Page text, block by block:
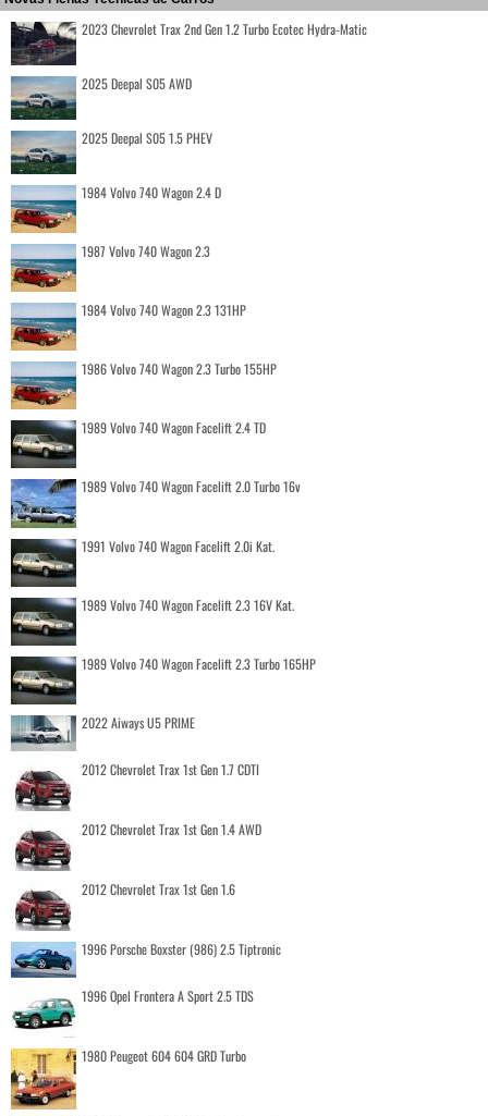
2023 Chevrolet Trax 2nd Gen 1.2 Turbo Ecotec Hydra-Matic
2025 Deepal S05 AWD
2025 Deepal S05 1.5 PHEV
1984 Volvo 740 Wagon 2.4 D
1987 Volvo 740 Wagon 2.3
1984 Volvo 740 Wagon 2.3 131HP
1986 Volvo 740 Wagon 2.3 Turbo 155HP
1989 Volvo 740 Wagon Facelift 2.4 TD
1989 Volvo 740 Wagon Facelift 2.0 Turbo 16v
1991 Volvo 740 Wagon Facelift 2.0i Kat.
1989 Volvo 740 Wagon Facelift 2.3 16V Kat.
1989 Volvo 740 Wagon Facelift 2.3 Turbo 165HP
2022 Aiways U5 PRIME
2012 Chevrolet Trax 1st Gen 1.7 CDTI
2012 Chevrolet Trax 1st Gen 1.4 AWD
2012 Chevrolet Trax 1st Gen 1.6
1996 Porsche Boxster (986) 2.5 Tiptronic
1996 Opel Frontera A Sport 2.5 TDS
1980 Peugeot 604 604 GRD Turbo